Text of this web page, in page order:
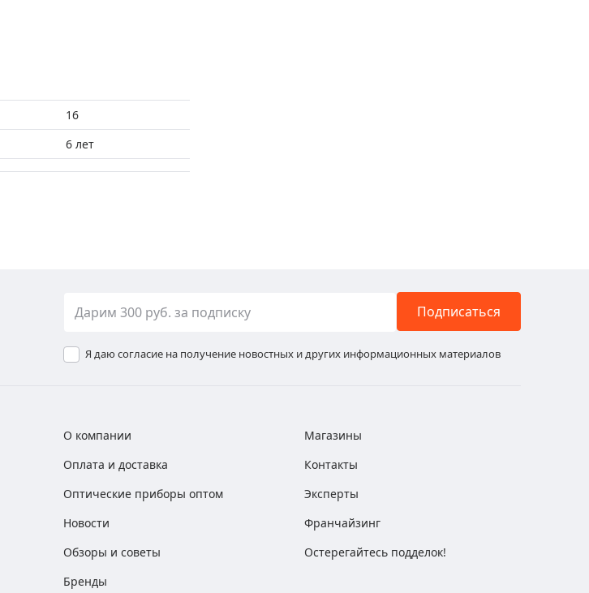
16
6 лет
Подписаться
Я даю согласие на получение новостных и других информационных материалов
О компании
Оплата и доставка
Оптические приборы оптом
Новости
Обзоры и советы
Бренды
Магазины
Контакты
Эксперты
Франчайзинг
Остерегайтесь подделок!